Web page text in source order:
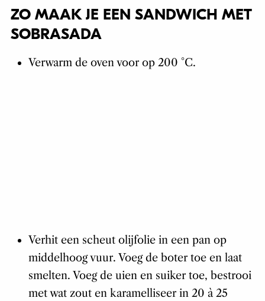
ZO MAAK JE EEN SANDWICH MET
SOBRASADA
Verwarm de oven voor op 200 °C.
Verhit een scheut olijfolie in een pan op
middelhoog vuur. Voeg de boter toe en laat
smelten. Voeg de uien en suiker toe, bestrooi
met wat zout en karamelliseer in 20 à 25